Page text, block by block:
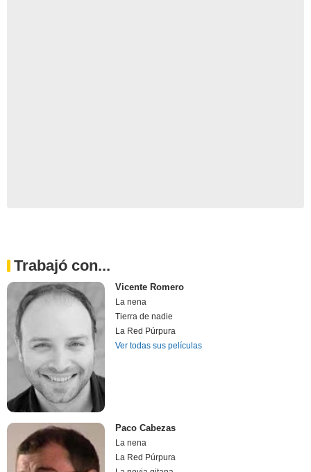
Trabajó con...
Vicente Romero
La nena
Tierra de nadie
La Red Púrpura
Ver todas sus películas
Paco Cabezas
La nena
La Red Púrpura